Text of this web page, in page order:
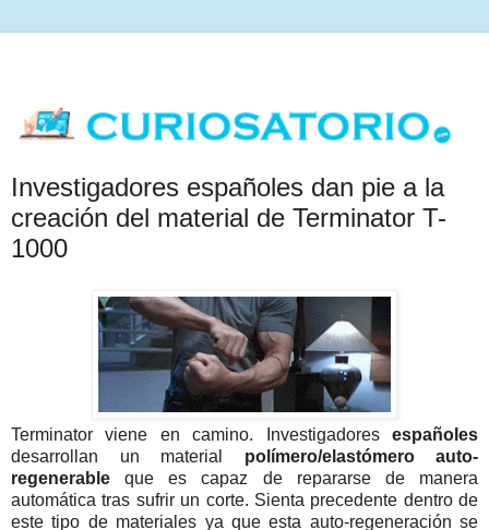
Investigadores españoles dan pie a la
creación del material de Terminator T-
1000
Terminator viene en camino. Investigadores españoles
desarrollan un material polímero/elastómero auto-
regenerable que es capaz de repararse de manera
automática tras sufrir un corte. Sienta precedente dentro de
este tipo de materiales ya que esta auto-regeneración se